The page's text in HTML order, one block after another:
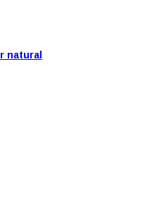
natural